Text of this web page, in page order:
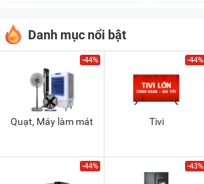
Danh mục nổi bật
-44%
Quạt, Máy làm mát
-44%
Tivi
-44% -43%